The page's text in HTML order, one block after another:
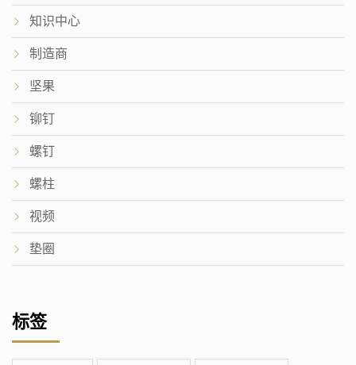
知识中心
制造商
坚果
铆钉
螺钉
螺柱
视频
垫圈
标签